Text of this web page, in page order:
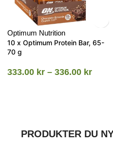
Optimum Nutrition
10 x Optimum Protein Bar, 65-
70 g
333.00 kr – 336.00 kr
PRODUKTER DU